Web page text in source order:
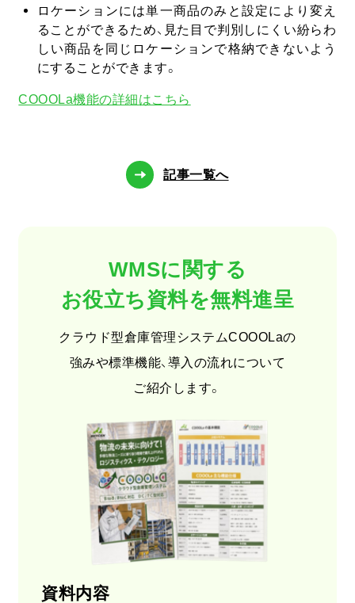
ロケーションには単一商品のみと設定により変え
ることができるため、見た目で判別しにくい紛らわ
しい商品を同じロケーションで格納できないよう
にすることができます。
COOOLa機能の詳細はこちら
記事一覧へ
WMSに関する
お役立ち資料を無料進呈
クラウド型倉庫管理システムCOOOLaの
強みや標準機能、導入の流れについて
ご紹介します。
資料内容